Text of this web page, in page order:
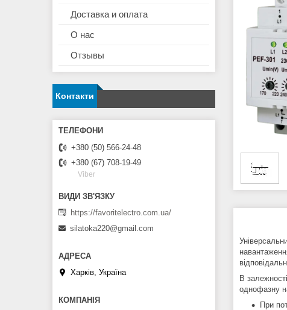
В
однофазну
При
Доставка и оплата
О нас
Отзывы
Контакти
+380 (50) 566-24-48
+380 (67) 708-19-49
Viber
https://favoritelectro.com.ua/
silatoka220@gmail.com
Харків, Україна